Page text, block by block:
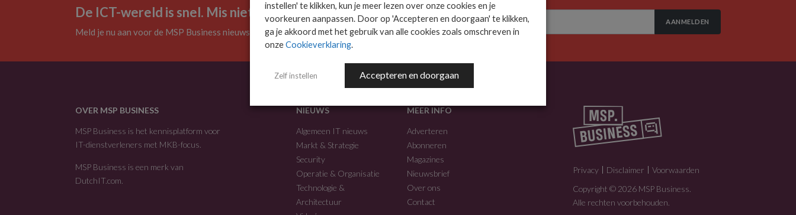
De ICT-wereld is snel. Mis niets.
Meld je nu aan voor de MSP Business nieuwsbrief.
AANMELDEN
OVER MSP BUSINESS
MSP Business is het kennisplatform voor
IT-dienstverleners met MKB-focus.
MSP Business is een merk van
DutchIT.com
NIEUWS
Algemeen IT nieuws
Markt & Strategie
Security
Operatie & Organisatie
Technologie &
Architectuur
MEER INFO
Adverteren
Abonneren
Magazines
Nieuwsbrief
Over ons
Contact
Privacy Disclaimer
Voorwaarden
Copyright © 2026 MSP Business.
Alle rechten voorbehouden.
instellen' te klikken, kun je meer lezen over onze cookies en je
voorkeuren aanpassen. Door op 'Accepteren en doorgaan' te klikken,
ga je akkoord met het gebruik van alle cookies zoals omschreven in
onzeCookieverklaring.
Zelf instellen Accepteren en doorgaan